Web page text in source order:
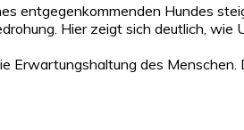
entgegenkommenden Hundes
Hier zeigt sich deutlich,
Erwartungshaltung des